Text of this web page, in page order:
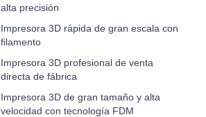
alta precisión
Impresora 3D rápida de gran escala con
filamento
Impresora 3D profesional de venta
directa de fábrica
Impresora 3D de gran tamaño y alta
velocidad con tecnología FDM